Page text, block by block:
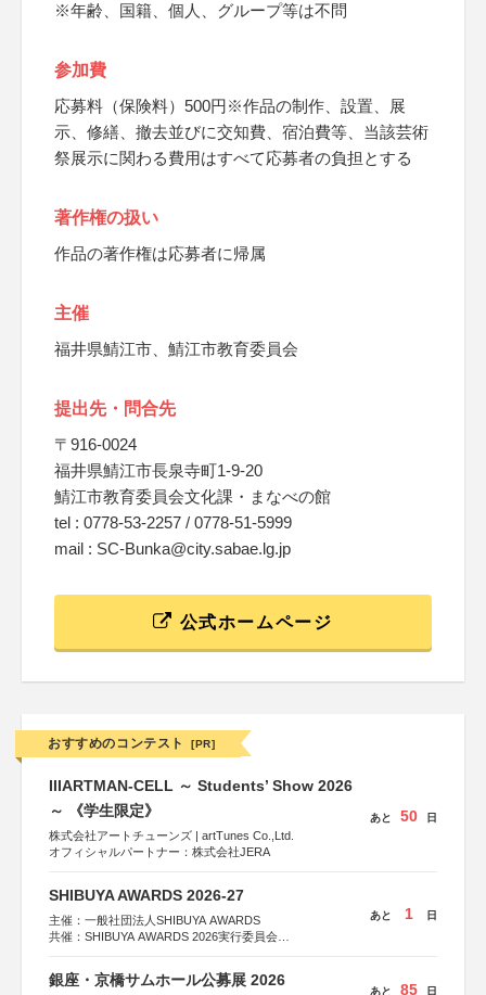
※年齢、国籍、個人、グループ等は不問
参加費
応募料（保険料）500円※作品の制作、設置、展
示、修繕、撤去並びに交知費、宿泊費等、当該芸術
祭展示に関わる費用はすべて応募者の負担とする
著作権の扱い
作品の著作権は応募者に帰属
主催
福井県鯖江市、鯖江市教育委員会
提出先・問合先
〒916-0024
福井県鯖江市長泉寺町1-9-20
鯖江市教育委員会文化課・まなべの館
tel : 0778-53-2257 / 0778-51-5999
mail : SC-Bunka@city.sabae.lg.jp
公式ホームページ
おすすめのコンテスト [PR]
IIIARTMAN-CELL ～ Students’ Show 2026
～ 《学生限定》
株式会社アートチューンズ | artTunes Co.,Ltd.
オフィシャルパートナー：株式会社JERA
あと 50 日
SHIBUYA AWARDS 2026-27
主催：一般社団法人SHIBUYA AWARDS
共催：SHIBUYA AWARDS 2026実行委員会
あと 1 日
銀座・京橋サムホール公募展 2026
あと 85 日